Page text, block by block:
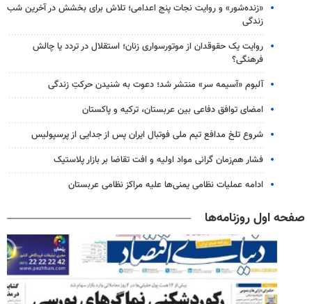
«زنده‌شور» و روایت نجات پنج اعدامی؛ تلاش برای بخشش در آخرین شب
زندگی
روایت یک حقوقدان از موتورسواری زنان؛ استقلال در تردد یا چالش
فرهنگی؟
آلبوم «آسیمه سر» منتشر شد؛ دعوت به شنیدن حرکتِ زندگی
امضای توافق دفاعی بین عربستان، ترکیه و پاکستان
شروع تلخ مدافع تیم ملی فوتبال ایران پس از جدایی از پرسپولیس
فشار هم‌زمان گرانی مواد اولیه و افت تقاضا بر بازار پلاستیک
ادامه عملیات نظامی یمنی‌ها علیه مراکز نظامی عربستان
صفحه اول روزنامه‌ها